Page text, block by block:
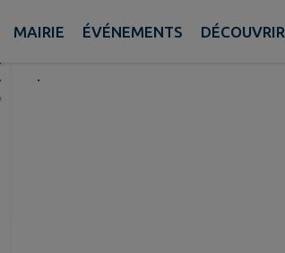
MAIRIE ÉVÉNEMENTS DÉCOUVRIR
Publié le lundi 23 février 2026 - Plats
.